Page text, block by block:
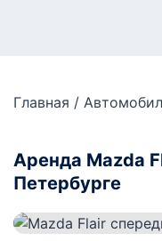
Главная /
Аренда Mazda
Петербурге